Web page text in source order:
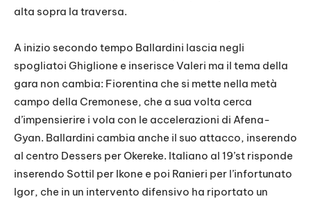
alta sopra la traversa.
A inizio secondo tempo Ballardini lascia negli
spogliatoi Ghiglione e inserisce Valeri ma il tema della
gara non cambia: Fiorentina che si mette nella metà
campo della Cremonese, che a sua volta cerca
d’impensierire i vola con le accelerazioni di Afena-
Gyan. Ballardini cambia anche il suo attacco, inserendo
al centro Dessers per Okereke. Italiano al 19’st risponde
inserendo Sottil per Ikone e poi Ranieri per l’infortunato
Igor, che in un intervento difensivo ha riportato un